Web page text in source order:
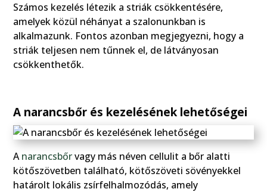
Számos kezelés létezik a striák csökkentésére,
amelyek közül néhányat a szalonunkban is
alkalmazunk. Fontos azonban megjegyezni, hogy a
striák teljesen nem tűnnek el, de látványosan
csökkenthetők.
A narancsbőr és kezelésének lehetőségei
Anarancsbőrvagy más néven cellulit a bőr alatti
kötőszövetben található, kötőszöveti sövényekkel
határolt lokális zsírfelhalmozódás, amely